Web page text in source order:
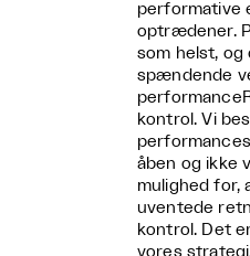
performative
optrædener.
som helst, og
spændende
kontrol. Vi
åben og ikke
mulighed for,
uventede
kontrol. Det
vores